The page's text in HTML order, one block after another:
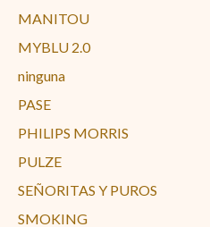
MANITOU
MYBLU 2.0
ninguna
PASE
PHILIPS MORRIS
PULZE
SEÑORITAS Y PUROS
SMOKING